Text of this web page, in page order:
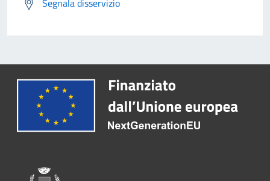
Segnala disservizio